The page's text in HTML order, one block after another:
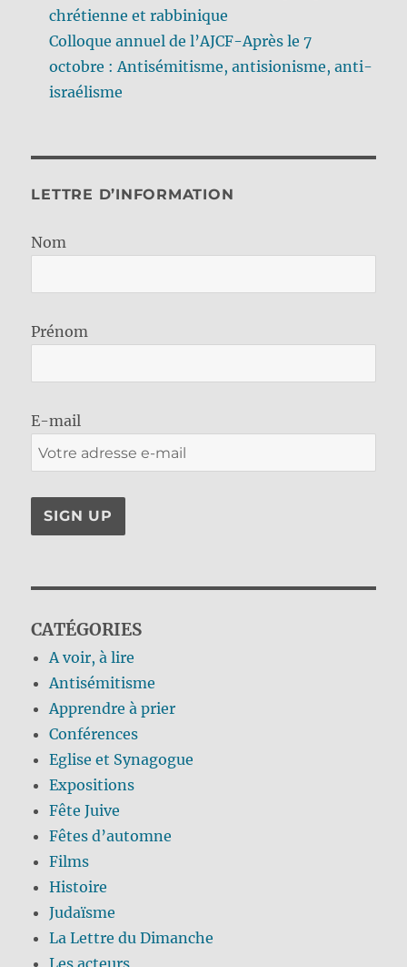
chrétienne et rabbinique
Colloque annuel de l’AJCF-Après le 7
octobre : Antisémitisme, antisionisme, anti-
israélisme
LETTRE D’INFORMATION
Nom
Prénom
E-mail
CATÉGORIES
A voir, à lire
Antisémitisme
Apprendre à prier
Conférences
Eglise et Synagogue
Expositions
Fête Juive
Fêtes d’automne
Films
Histoire
Judaïsme
La Lettre du Dimanche
Les acteurs